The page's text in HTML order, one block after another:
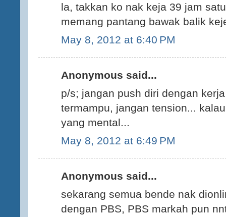
la, takkan ko nak keja 39 jam
memang pantang bawak balik
May 8, 2012 at 6:40 PM
Anonymous said...
p/s; jangan push diri dengan
termampu, jangan tension...
yang mental...
May 8, 2012 at 6:49 PM
Anonymous said...
sekarang semua bende nak
dengan PBS, PBS markah pun